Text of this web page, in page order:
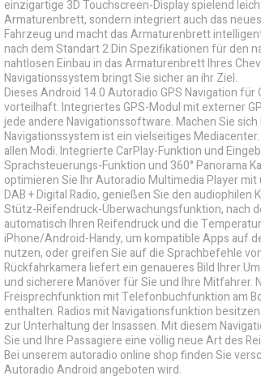
einzigartige 3D Touchscreen-Display spielend
Armaturenbrett, sondern integriert auch das
Fahrzeug und macht das Armaturenbrett
nach dem Standart 2 Din Spezifikationen für den
nahtlosen Einbau in das Armaturenbrett Ihres
Navigationssystem bringt Sie sicher an ihr Ziel.
Dieses Android 14.0 Autoradio GPS Navigation
vorteilhaft. Integriertes GPS-Modul mit externer
jede andere Navigationssoftware. Machen Sie
Navigationssystem ist ein vielseitiges
allen Modi. Integrierte CarPlay-Funktion und
Sprachsteuerungs-Funktion und 360° Panorama
optimieren Sie Ihr Autoradio Multimedia Player
DAB + Digital Radio, genießen Sie den audiophilen
Stütz-Reifendruck-Überwachungsfunktion, nach
automatisch Ihren Reifendruck und die
iPhone/Android-Handy, um kompatible Apps auf
nutzen, oder greifen Sie auf die Sprachbefehle
Rückfahrkamera liefert ein genaueres Bild Ihrer
und sicherere Manöver für Sie und Ihre Mitfahrer.
Freisprechfunktion mit Telefonbuchfunktion am
enthalten. Radios mit Navigationsfunktion
zur Unterhaltung der Insassen. Mit diesem
Sie und Ihre Passagiere eine völlig neue Art des
Bei unserem autoradio online shop finden Sie
Autoradio Android angeboten wird.